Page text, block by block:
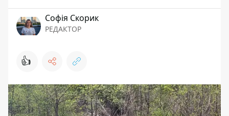
Софія Скорик
РЕДАКТОР
👍